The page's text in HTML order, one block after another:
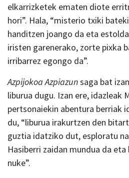
elkarrizketek ematen diote
hori”. Hala, “misterio txiki
handitzen joango da eta
iristen garenerako, zorte pixka
irribarrez egongo da”.
Azpijokoa Azpiazunsaga bat
liburua dugu. Izan ere, idazleak
pertsonaiekin abentura berriak
du, “liburua irakurtzen den
guztia idatziko dut, esploratu
Hasiberri zaidan mundua da
nuke”.